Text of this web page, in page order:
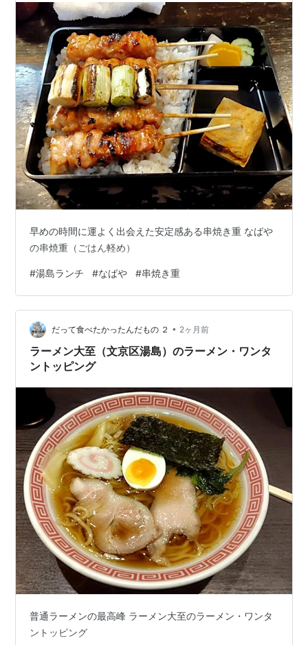
早めの時間に運よく出会えた安定感ある串焼き重 なばや
の串焼重（ごはん軽め）
#湯島ランチ #なばや #串焼き重
だって食べたかったんだもの ２ • 2ヶ月前
ラーメン大至（文京区湯島）のラーメン・ワンタ
ントッピング
普通ラーメンの最高峰 ラーメン大至のラーメン・ワンタ
ントッピング